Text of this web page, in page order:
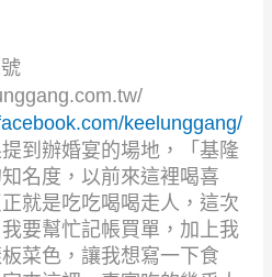
號
keelunggang/
到辦婚宴的場地，「基隆
名度，以前來這裡喝喜
就是吃吃喝喝走人，這次
要幫忙記帳買單，加上我
菜色，讓我想寫一下食